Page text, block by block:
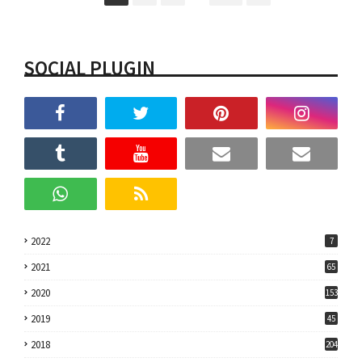
SOCIAL PLUGIN
2022 7
2021 65
2020 153
2019 45
2018 204